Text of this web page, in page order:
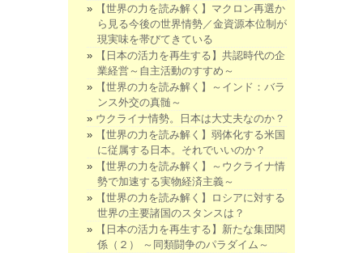
【世界の力を読み解く】マクロン再選か
ら見る今後の世界情勢／金資源本位制が
現実味を帯びてきている
【日本の活力を再生する】共認時代の企
業経営～自主活動のすすめ～
【世界の力を読み解く】～インド：バラ
ンス外交の真髄～
ウクライナ情勢。日本は大丈夫なのか？
【世界の力を読み解く】弱体化する米国
に従属する日本。それでいいのか？
【世界の力を読み解く】～ウクライナ情
勢で加速する実物経済主義～
【世界の力を読み解く】ロシアに対する
世界の主要諸国のスタンスは？
【日本の活力を再生する】新たな集団関
係（２） ～同類闘争のパラダイム～